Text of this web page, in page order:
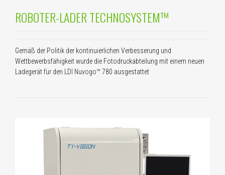
ROBOTER-LADER TECHNOSYSTEM™
Gemäß der Politik der kontinuierlichen Verbesserung und
Wettbewerbsfähigkeit wurde die Fotodruckabteilung mit einem neuen
Ladegerät für den LDI Nuvogo™ 780 ausgestattet